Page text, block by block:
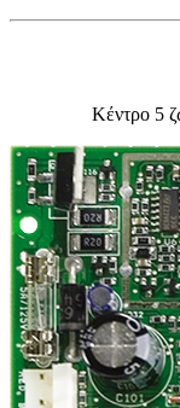
Κέντρο 5